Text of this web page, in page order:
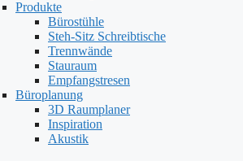
Produkte
Bürostühle
Steh-Sitz Schreibtische
Trennwände
Stauraum
Empfangstresen
Büroplanung
3D Raumplaner
Inspiration
Akustik